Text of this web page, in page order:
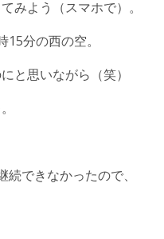
みよう（スマホで）。
分の西の空。
と思いながら（笑）
できなかったので、